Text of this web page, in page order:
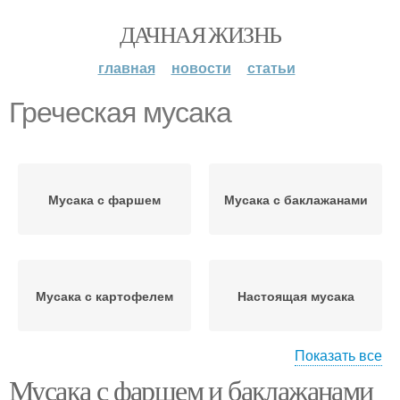
ДАЧНАЯ ЖИЗНЬ
главная новости статьи
Греческая мусака
Мусака с фаршем Мусака с баклажанами
Мусака с картофелем Настоящая мусака
Ингредиенты для
Мусака с курицей
Показать все
Мусака с фаршем и баклажанами